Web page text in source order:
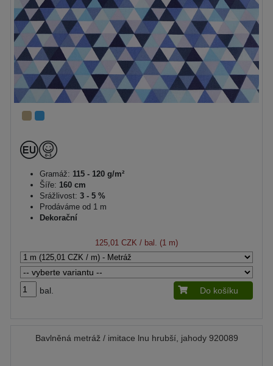
Gramáž: 115 - 120 g/m²
Šíře: 160 cm
Srážlivost: 3 - 5 %
Prodáváme od 1 m
Dekorační
125,01 CZK / bal. (1 m)
bal. Do košíku
Bavlněná metráž / imitace lnu hrubší, jahody 920089